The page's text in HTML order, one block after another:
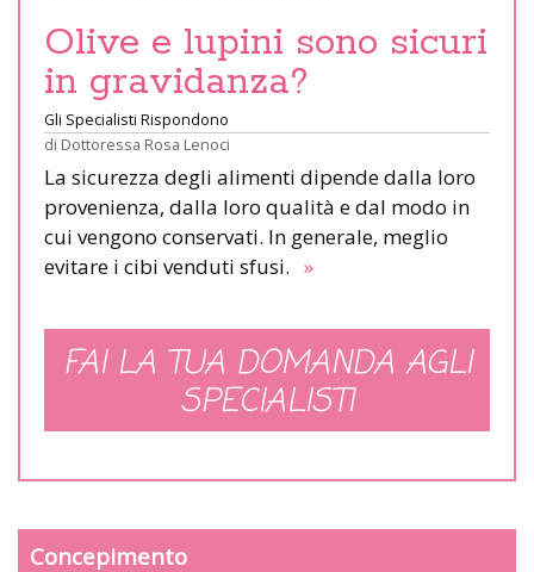
Olive e lupini sono sicuri
in gravidanza?
Gli Specialisti Rispondono
di Dottoressa Rosa Lenoci
La sicurezza degli alimenti dipende dalla loro
provenienza, dalla loro qualità e dal modo in
cui vengono conservati. In generale, meglio
evitare i cibi venduti sfusi. »
FAI LA TUA DOMANDA AGLI
SPECIALISTI
Concepimento